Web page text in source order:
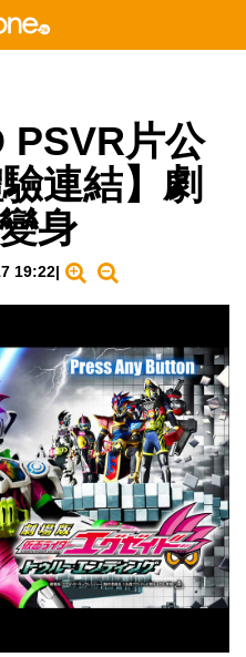
PSVR片公
連結】劇
身
19:22|